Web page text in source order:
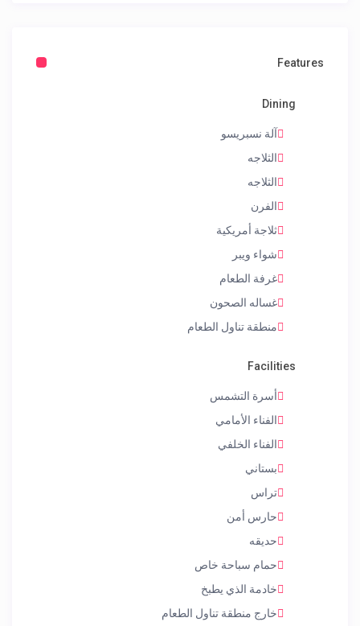
Features
Dining
آلة نسبريسو
الثلاجه
الثلاجه
الفرن
ثلاجة أمريكية
شواء ويبر
غرفة الطعام
غساله الصحون
منطقة تناول الطعام
Facilities
أسرة التشمس
الفناء الأمامي
الفناء الخلفي
بستاني
تراس
حارس أمن
حديقه
حمام سباحة خاص
خادمة الذي يطبخ
خارج منطقة تناول الطعام